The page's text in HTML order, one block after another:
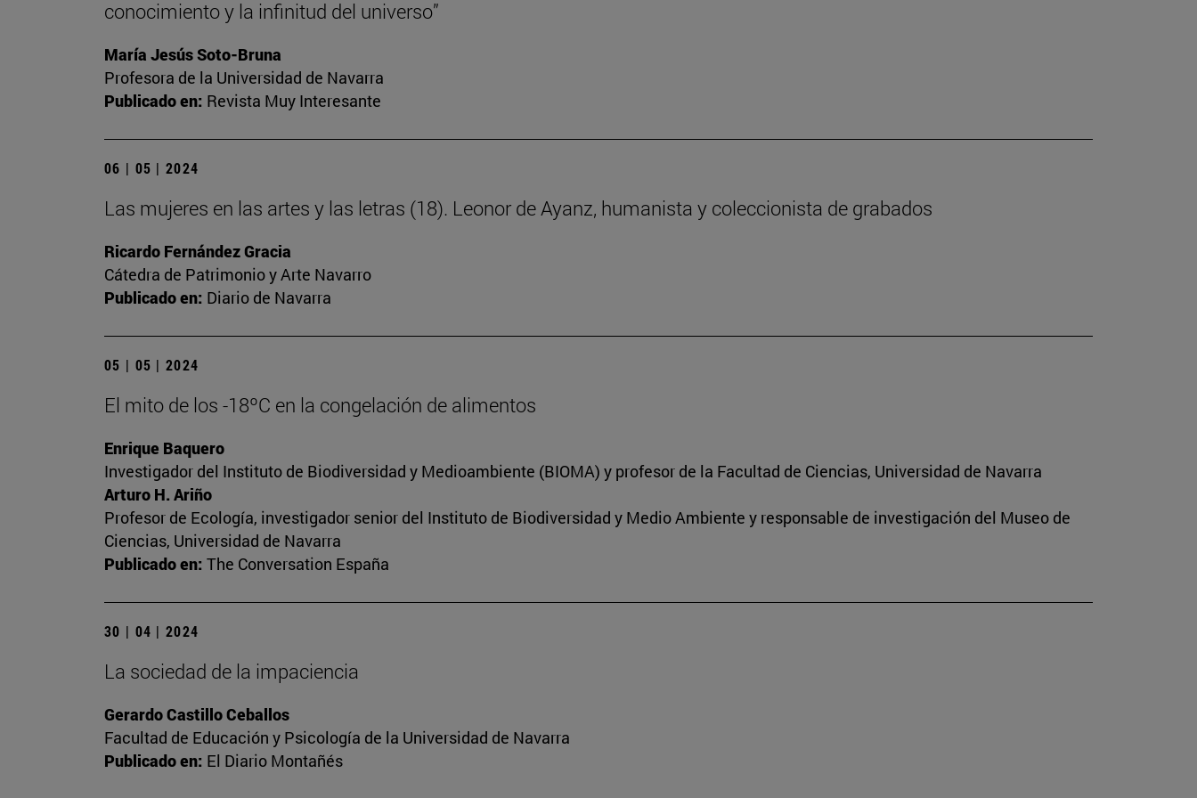
conocimiento y la infinitud del universo”
María Jesús Soto-Bruna
Profesora de la Universidad de Navarra
Publicado en: Revista Muy Interesante
06 | 05 | 2024
Las mujeres en las artes y las letras (18). Leonor de Ayanz, humanista y coleccionista de grabados
Ricardo Fernández Gracia
Cátedra de Patrimonio y Arte Navarro
Publicado en: Diario de Navarra
05 | 05 | 2024
El mito de los -18ºC en la congelación de alimentos
Enrique Baquero
Investigador del Instituto de Biodiversidad y Medioambiente (BIOMA) y profesor de la Facultad de Ciencias, Universidad de Navarra
Arturo H. Ariño
Profesor de Ecología, investigador senior del Instituto de Biodiversidad y Medio Ambiente y responsable de investigación del Museo de
Ciencias, Universidad de Navarra
Publicado en: The Conversation España
30 | 04 | 2024
La sociedad de la impaciencia
Gerardo Castillo Ceballos
Facultad de Educación y Psicología de la Universidad de Navarra
Publicado en: El Diario Montañés